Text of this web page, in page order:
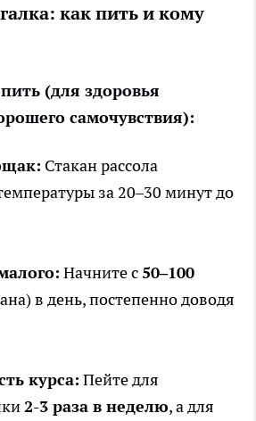
как пить и кому
(для здоровья
самочувствия):
Стакан рассола
за 20–30 минут до
Начните с 50–100
в день, постепенно доводя
курса: Пейте для
2-3 раза в неделю, а для